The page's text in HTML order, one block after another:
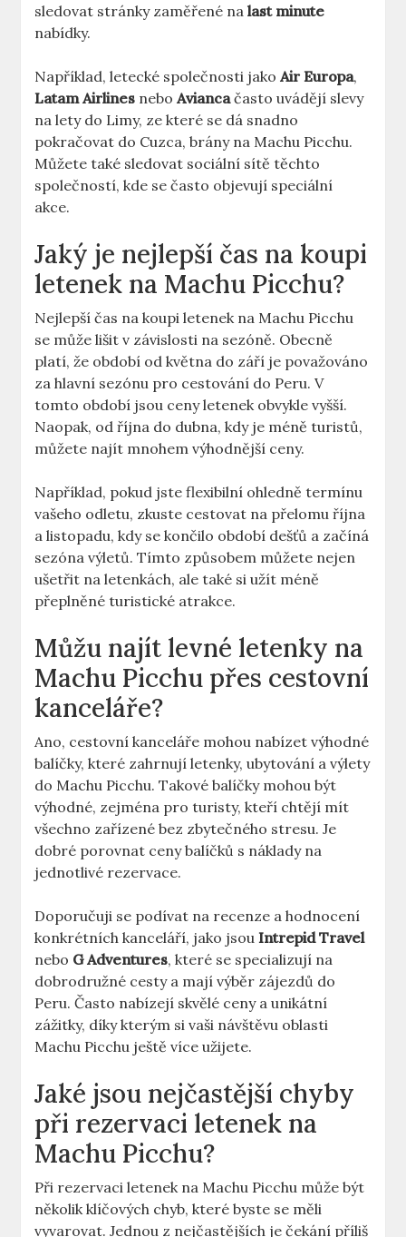
sledovat stránky zaměřené nalast minute
nabídky.
Například, letecké společnosti jakoAir Europa,
Latam Airlines neboAviancačasto uvádějí slevy
na lety do Limy, ze které se dá snadno
pokračovat do Cuzca, brány na Machu Picchu.
Můžete také sledovat sociální sítě těchto
společností, kde se často objevují speciální
akce.
Jaký je nejlepší čas na koupi
letenek na Machu Picchu?
Nejlepší čas na koupi letenek na Machu Picchu
se může lišit v závislosti na sezóně. Obecně
platí, že období od května do září je považováno
za hlavní sezónu pro cestování do Peru. V
tomto období jsou ceny letenek obvykle vyšší.
Naopak, od října do dubna, kdy je méně turistů,
můžete najít mnohem výhodnější ceny.
Například, pokud jste flexibilní ohledně termínu
vašeho odletu, zkuste cestovat na přelomu října
a listopadu, kdy se končilo období dešťů a začíná
sezóna výletů. Tímto způsobem můžete nejen
ušetřit na letenkách, ale také si užít méně
přeplněné turistické atrakce.
Můžu najít levné letenky na
Machu Picchu přes cestovní
kanceláře?
Ano, cestovní kanceláře mohou nabízet výhodné
balíčky, které zahrnují letenky, ubytování a výlety
do Machu Picchu. Takové balíčky mohou být
výhodné, zejména pro turisty, kteří chtějí mít
všechno zařízené bez zbytečného stresu. Je
dobré porovnat ceny balíčků s náklady na
jednotlivé rezervace.
Doporučuji se podívat na recenze a hodnocení
konkrétních kanceláří, jako jsouIntrepid Travel
nebo G Adventures, které se specializují na
dobrodružné cesty a mají výběr zájezdů do
Peru. Často nabízejí skvělé ceny a unikátní
zážitky, díky kterým si vaši návštěvu oblasti
Machu Picchu ještě více užijete.
Jaké jsou nejčastější chyby
při rezervaci letenek na
Machu Picchu?
Při rezervaci letenek na Machu Picchu může být
několik klíčových chyb, které byste se měli
vyvarovat. Jednou z nejčastějších je čekání příliš